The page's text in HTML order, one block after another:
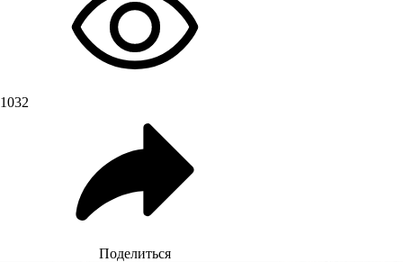
1032
Поделиться